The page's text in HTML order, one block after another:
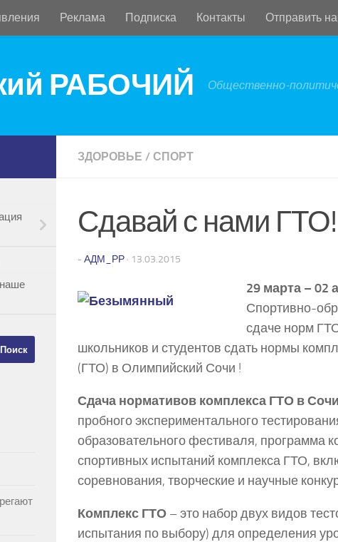
Реклама Подписка Контакты Отправить
РАБОЧИЙ Общественно-
ЗДОРОВЬЕ / СПОРТ
Сдавай с нами ГТО!
- АДМ_РР · 13.03.2015
29 марта – 02
Спортивно-
сдаче норм
школьников и студентов сдать нормы
(ГТО) в Олимпийский Сочи !
Сдача нормативов комплекса ГТО в Сочи
пробного экспериментального
образовательного фестиваля, программа
спортивных испытаний комплекса ГТО,
соревнования, творческие и научные
Комплекс ГТО – это набор двух видов
испытания по выбору) для определения